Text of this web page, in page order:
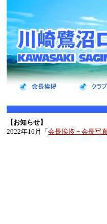
【お知らせ】
2022年10月「 会長挨拶 + 会長写